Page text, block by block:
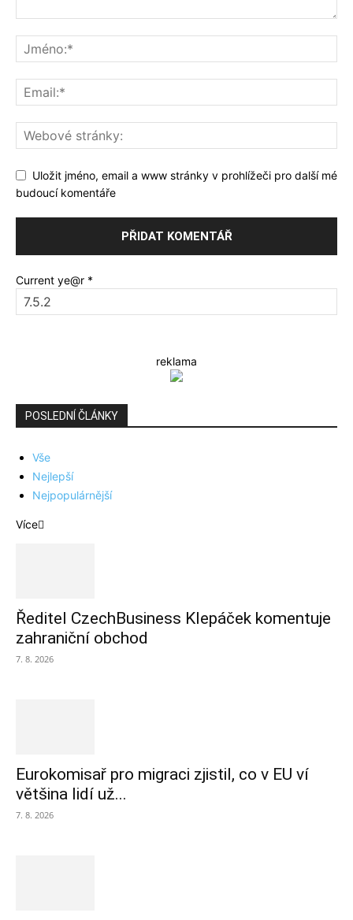
Uložit jméno, email a www stránky v prohlížeči pro další mé
budoucí komentáře
Current ye@r *
reklama
POSLEDNÍ ČLÁNKY
Vše
Nejlepší
Nejpopulárnější
Více
Ředitel CzechBusiness Klepáček komentuje
zahraniční obchod
7. 8. 2026
Eurokomisař pro migraci zjistil, co v EU ví
většina lidí už...
7. 8. 2026